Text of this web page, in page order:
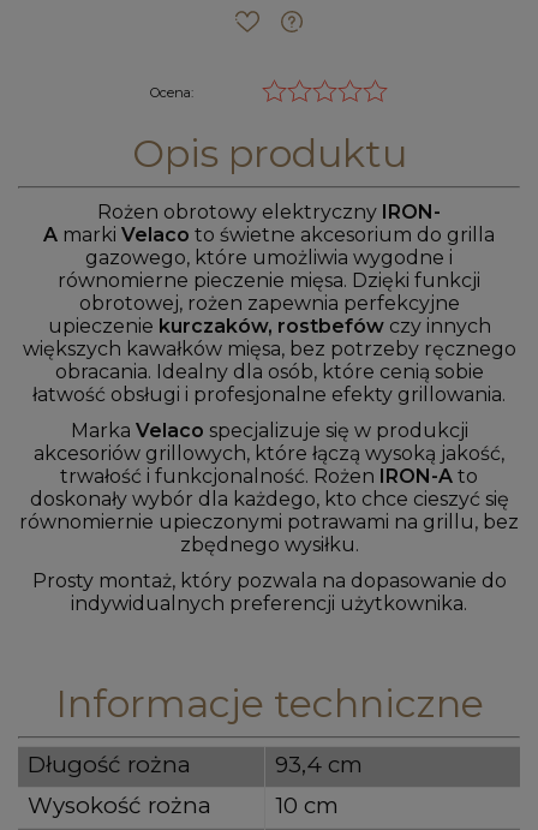
Ocena:
Opis produktu
Rożen obrotowy elektryczny
IRON-
A marki Velaco to świetne akcesorium do grilla
gazowego, które umożliwia wygodne i
równomierne pieczenie mięsa. Dzięki funkcji
obrotowej, rożen zapewnia perfekcyjne
upieczenie kurczaków, rostbefówczy innych
większych kawałków mięsa, bez potrzeby ręcznego
obracania. Idealny dla osób, które cenią sobie
łatwość obsługi i profesjonalne efekty grillowania.
Marka Velaco specjalizuje się w produkcji
akcesoriów grillowych, które łączą wysoką jakość,
trwałość i funkcjonalność. Rożen
IRON-A to
doskonały wybór dla każdego, kto chce cieszyć się
równomiernie upieczonymi potrawami na grillu, bez
zbędnego wysiłku.
Prosty montaż, który pozwala na dopasowanie do
indywidualnych preferencji użytkownika.
Informacje techniczne
Długość rożna
93,4 cm
Wysokość rożna
10 cm